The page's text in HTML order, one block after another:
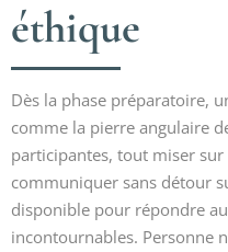
éthique
Dès la phase préparatoire,
comme la pierre angulaire
participantes, tout miser sur
communiquer sans détour
disponible pour répondre
incontournables. Personne